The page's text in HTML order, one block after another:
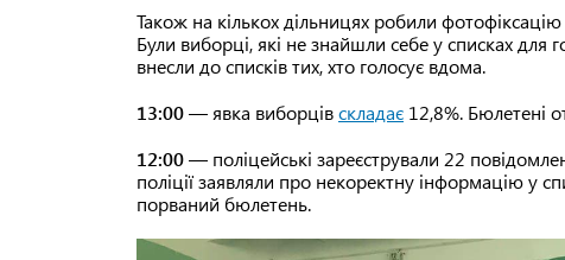
Також на кількох дільницях робили
Були виборці, які не знайшли себе у списках для
внесли до списків тих, хто голосує вдома.
13:00— явка виборцівскладає 12,8%. Бюлетені
12:00— поліцейські зареєстрували 22
поліції заявляли про некоректну інформацію у
порваний бюлетень.